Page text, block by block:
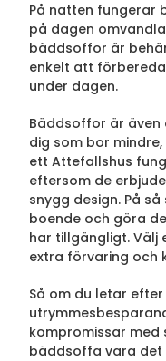
På natten fungerar
på dagen
bäddsoffor är
enkelt att
under dagen.
Bäddsoffor är även
dig som bor
ett Attefallshus
eftersom de
snygg design. På
boende och göra
har tillgängligt. Välj
extra förvaring och
Så om du letar
kompromissar med
bäddsoffa vara